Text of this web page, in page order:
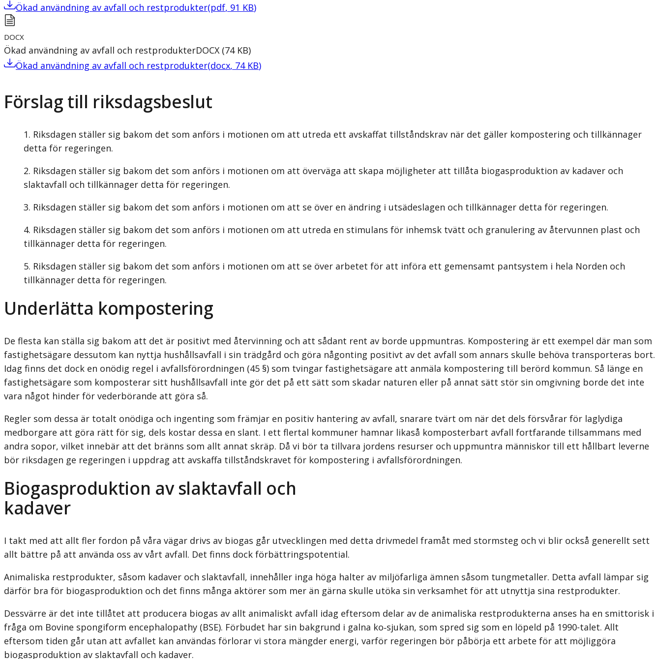
Ökad användning av avfall och restprodukter(pdf, 91 KB)
DOCX
Ökad användning av avfall och restprodukterDOCX (74 KB)
Ökad användning av avfall och restprodukter(docx, 74 KB)
Förslag till riksdagsbeslut
Riksdagen ställer sig bakom det som anförs i motionen om att utreda ett avskaffat tillståndskrav när det gäller kompostering och tillkännager
detta för regeringen.
Riksdagen ställer sig bakom det som anförs i motionen om att överväga att skapa möjligheter att tillåta biogasproduktion av kadaver och
slaktavfall och tillkännager detta för regeringen.
Riksdagen ställer sig bakom det som anförs i motionen om att se över en ändring i utsädeslagen och tillkännager detta för regeringen.
Riksdagen ställer sig bakom det som anförs i motionen om att utreda en stimulans för inhemsk tvätt och granulering av återvunnen plast och
tillkännager detta för regeringen.
Riksdagen ställer sig bakom det som anförs i motionen om att se över arbetet för att införa ett gemensamt pantsystem i hela Norden och
tillkännager detta för regeringen.
Underlätta kompostering
De flesta kan ställa sig bakom att det är positivt med återvinning och att sådant rent av borde uppmuntras. Kompostering är ett exempel där man som
fastighetsägare dessutom kan nyttja hushållsavfall i sin trädgård och göra någonting positivt av det avfall som annars skulle behöva transporteras bort.
Idag finns det dock en onödig regel i avfalls­förordningen (45 §) som tvingar fastighetsägare att anmäla kompostering till berörd kommun. Så länge en
fastighetsägare som komposterar sitt hushållsavfall inte gör det på ett sätt som skadar naturen eller på annat sätt stör sin omgivning borde det inte
vara något hinder för vederbörande att göra så.
Regler som dessa är totalt onödiga och ingenting som främjar en positiv hantering av avfall, snarare tvärt om när det dels försvårar för laglydiga
medborgare att göra rätt för sig, dels kostar dessa en slant. I ett flertal kommuner hamnar likaså komposter­bart avfall fortfarande tillsammans med
andra sopor, vilket innebär att det bränns som allt annat skräp. Då vi bör ta tillvara jordens resurser och uppmuntra människor till ett hållbart leverne
bör riksdagen ge regeringen i uppdrag att avskaffa tillståndskravet för kompostering i avfallsförordningen.
Biogasproduktion av slaktavfall och
kadaver
I takt med att allt fler fordon på våra vägar drivs av biogas går utvecklingen med detta drivmedel framåt med stormsteg och vi blir också generellt sett
allt bättre på att använda oss av vårt avfall. Det finns dock förbättringspotential.
Animaliska restprodukter, såsom kadaver och slaktavfall, innehåller inga höga halter av miljöfarliga ämnen såsom tungmetaller. Detta avfall lämpar sig
därför bra för biogas­produktion och det finns många aktörer som mer än gärna skulle utöka sin verksamhet för att utnyttja sina restprodukter.
Dessvärre är det inte tillåtet att producera biogas av allt animaliskt avfall idag efter­som delar av de animaliska restprodukterna anses ha en smittorisk i
fråga om Bovine spongiform encephalopathy (BSE). Förbudet har sin bakgrund i galna ko‑sjukan, som spred sig som en löpeld på 1990-talet. Allt
eftersom tiden går utan att avfallet kan användas förlorar vi stora mängder energi, varför regeringen bör påbörja ett arbete för att möjliggöra
biogasproduktion av slaktavfall och kadaver.